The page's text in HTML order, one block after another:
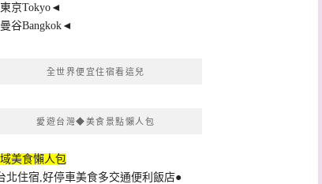
京Tokyo◄
谷Bangkok◄
全世界便宜住宿看這兒
愛遊台灣◆美食景點懶人包
美食懶人包
北住宿,好停車美食多交通便利飯店●